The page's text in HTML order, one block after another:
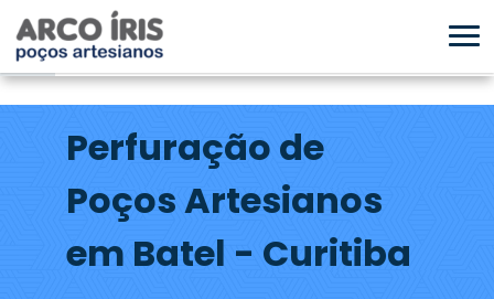
Perfuração de
Poços Artesianos
em Batel - Curitiba